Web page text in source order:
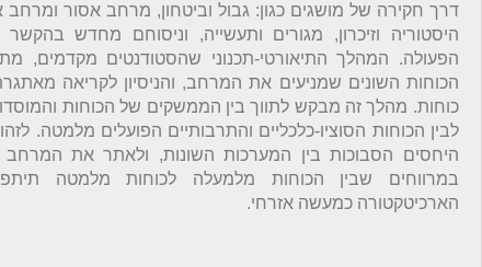
דרך חקירה של מושגים כגון: גבול וביטחון, מרחב אסור ומרחב
היסטוריה וזיכרון, מגורים ותעשייה, וניסוחם מחדש
הפעולה. המהלך התיאורטי-תכנוני שהסטודנטים מקדמים,
הכוחות השונים שמניעים את המרחב, והניסיון לקריאה
כוחות. מהלך זה מבקש לתווך בין הממשקים של הכוחות
לבין הכוחות הסוציו-כלכליים והתרבותיים הפועלים מלמטה.
היחסים הסבוכות בין המערכות השונות, ולאתר את המרחב
במרווחים שבין הכוחות מלמעלה לכוחות מלמטה
הארכיטקטורה כמעשה אזרחי.